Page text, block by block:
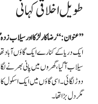
طویل اخلاقی کہانی
عنوان: “رضاکار لڑکا اور سیلاب زدہ گاؤں”
ایک دریا کے کنارے ایک گاؤں آباد
سیلاب آگیا، گھروں میں پانی بھرنے
دوڑ لگائی۔ اسی گاؤں میں ایک اسکول کا
مگر دل بڑا تھا۔